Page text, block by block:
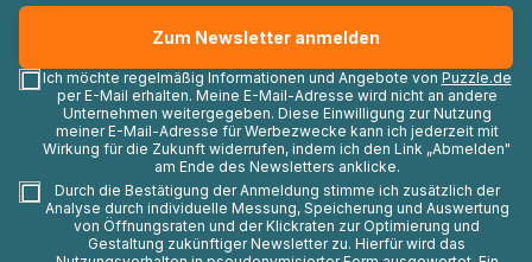
Ich möchte regelmäßig Informationen und Angebote von Puzzle.de
per E-Mail erhalten. Meine E-Mail-Adresse wird nicht an andere
Unternehmen weitergegeben. Diese Einwilligung zur Nutzung
meiner E-Mail-Adresse für Werbezwecke kann ich jederzeit mit
Wirkung für die Zukunft widerrufen, indem ich den Link „Abmelden"
am Ende des Newsletters anklicke.
Durch die Bestätigung der Anmeldung stimme ich zusätzlich der
Analyse durch individuelle Messung, Speicherung und Auswertung
von Öffnungsraten und der Klickraten zur Optimierung und
Gestaltung zukünftiger Newsletter zu. Hierfür wird das